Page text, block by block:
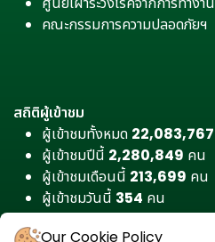
คณะกรรมการความปลอดภัยฯ
สถิติผู้เข้าชม
ผู้เข้าชมทั้งหมด 22,083,767
ผู้เข้าชมปีนี้ 2,280,849 คน
ผู้เข้าชมเดือนนี้ 213,699 คน
ผู้เข้าชมวันนี้ 354 คน
Our Cookie Policy